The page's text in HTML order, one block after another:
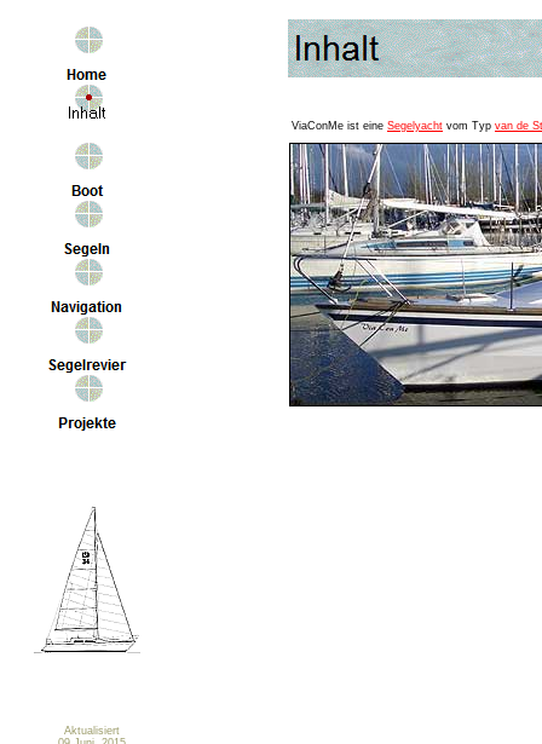
Aktualisiert
ViaConMe ist eine Segelyacht vom Typ van de